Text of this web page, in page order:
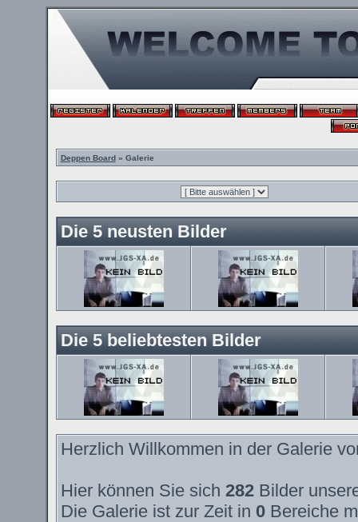
Deppen Board» Galerie
Die 5 neusten Bilder
Die 5 beliebtesten Bilder
Herzlich Willkommen in der Galerie
Hier können Sie sich 282Bilder
Die Galerie ist zur Zeit in 0Bereiche